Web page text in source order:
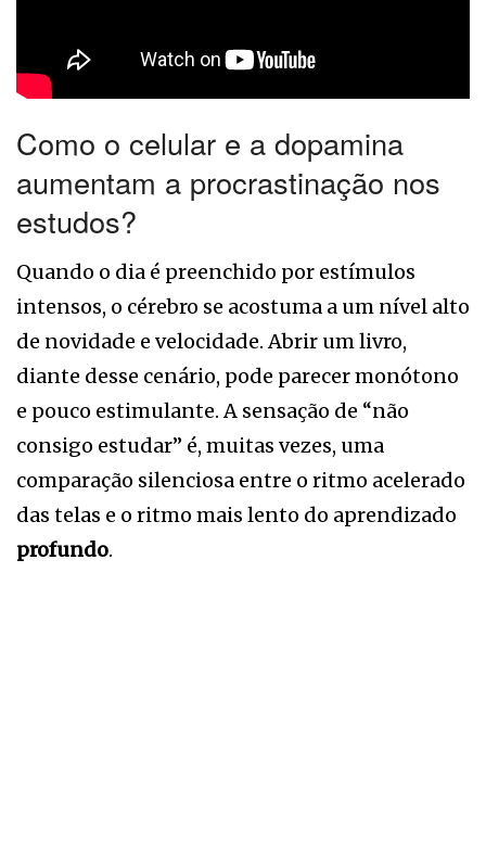
Como o celular e a dopamina
aumentam a procrastinação nos
estudos?
Quando o dia é preenchido por estímulos
intensos, o cérebro se acostuma a um nível alto
de novidade e velocidade. Abrir um livro,
diante desse cenário, pode parecer monótono
e pouco estimulante. A sensação de “não
consigo estudar” é, muitas vezes, uma
comparação silenciosa entre o ritmo acelerado
das telas e o ritmo mais lento do aprendizado
profundo.